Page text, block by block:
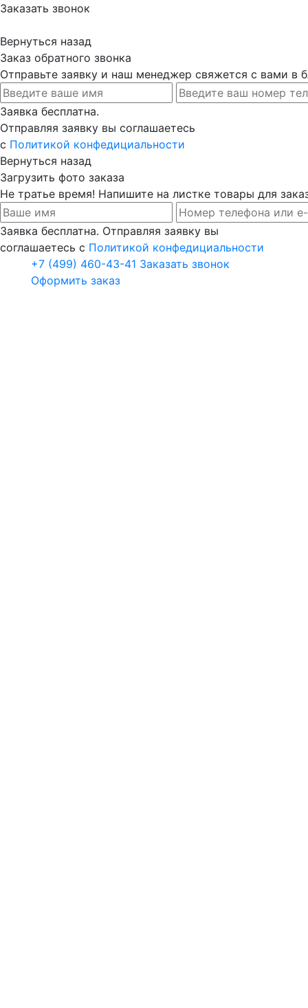
Заказать звонок
Вернуться назад
Заказ обратного звонка
Отправьте заявку и наш менеджер свяжется с вами в
Заявка бесплатна.
Отправляя заявку вы соглашаетесь
с Политикой конфедициальности
Вернуться назад
Загрузить фото заказа
Не тратье время! Напишите на листке товары для
Заявка бесплатна. Отправляя заявку вы
соглашаетесь с Политикой конфедициальности
+7 (499) 460-43-41 Заказать звонок
Оформить заказ